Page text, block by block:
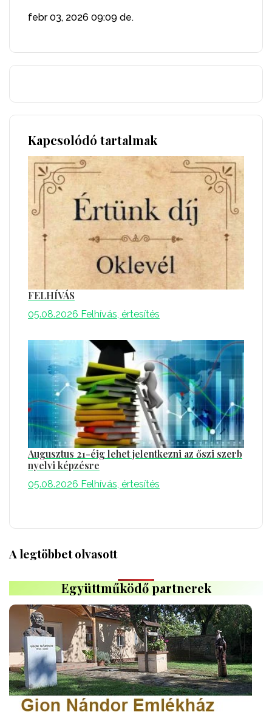
febr 03, 2026 09:09 de.
Kapcsolódó tartalmak
FELHÍVÁS
05.08.2026 Felhívás, értesítés
Augusztus 21-éig lehet jelentkezni az őszi szerb
nyelvi képzésre
05.08.2026 Felhívás, értesítés
A legtöbbet olvasott
Együttműködő partnerek